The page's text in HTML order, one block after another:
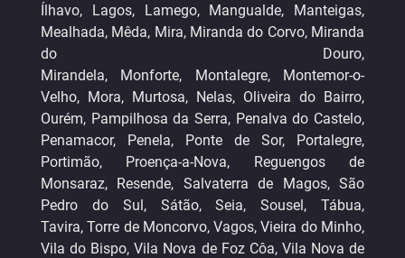
Ílhavo, Lagos, Lamego, Mangualde, Manteigas,
Mealhada, Mêda, Mira, Miranda do Corvo, Miranda
do Douro,
Mirandela, Monforte, Montalegre, Montemor-o-
Velho, Mora, Murtosa, Nelas, Oliveira do Bairro,
Ourém, Pampilhosa da Serra, Penalva do Castelo,
Penamacor, Penela, Ponte de Sor, Portalegre,
Portimão, Proença-a-Nova, Reguengos de
Monsaraz, Resende, Salvaterra de Magos, São
Pedro do Sul, Sátão, Seia, Sousel, Tábua,
Tavira, Torre de Moncorvo, Vagos, Vieira do Minho,
Vila do Bispo, Vila Nova de Foz Côa, Vila Nova de